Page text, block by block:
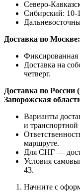
Северо-
Сибирский: 10-
Доставка по Москве:
Доставка на
четверг.
Доставка по
Запорожская
Варианты
и транспортной
маршруте.
Для СНГ —
Условия
43.
Начните с